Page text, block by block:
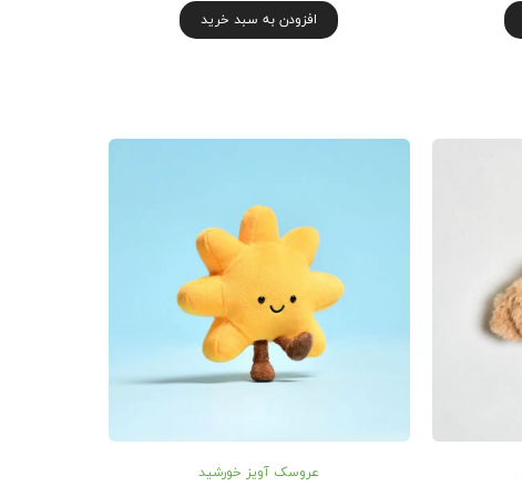
افزودن به سبد خرید
عروسک آویز خورشید